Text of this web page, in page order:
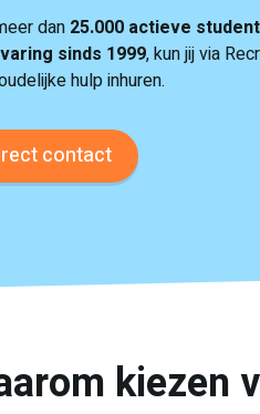
dan 25.000 actieve
sinds 1999, kun jij via
hulp inhuren.
contact
kiezen